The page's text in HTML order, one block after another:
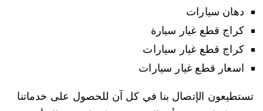
دهان سيارات
كراج قطع غيار سيارة
كراج قطع غيار سيارات
اسعار قطع غيار سيارات
تستطيعون الإتصال بنا في كل آن للحصول على خدماتنا